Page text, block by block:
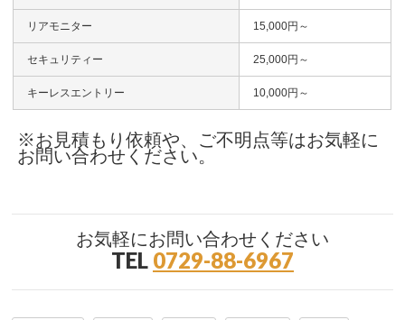
リアモニター 15,000円～
セキュリティー 25,000円～
キーレスエントリー 10,000円～
※お見積もり依頼や、ご不明点等はお気軽に
お問い合わせください。
お気軽にお問い合わせください
TEL 0729-88-6967